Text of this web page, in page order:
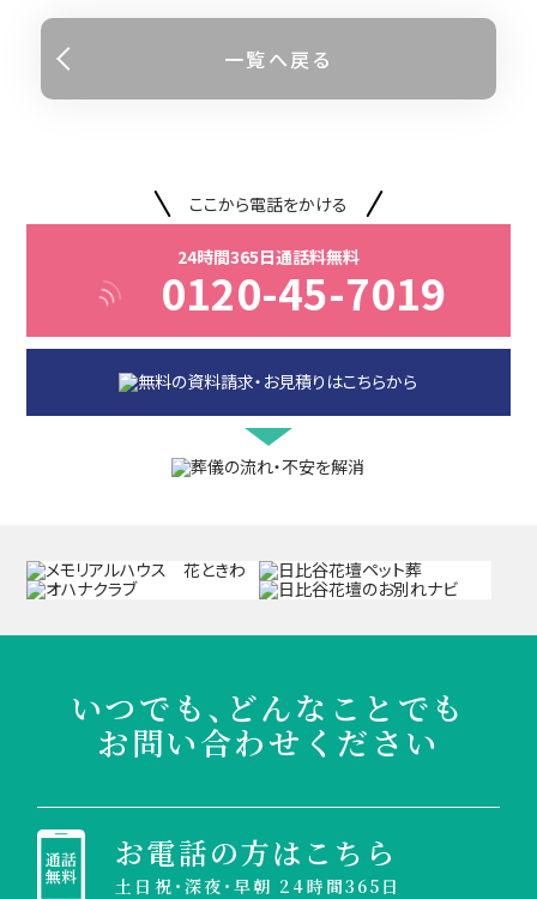
一覧へ戻る
ここから電話をかける
24時間365日通話料無料
0120-45-7019
いつでも、どんなことでも
お問い合わせください
お電話の方はこちら
土日祝・深夜・早朝 24時間365日